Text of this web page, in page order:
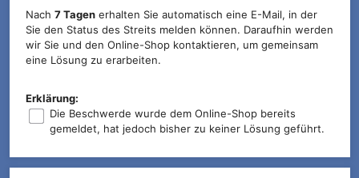
Nach 7 Tagenerhalten Sie automatisch eine E-Mail, in der
Sie den Status des Streits melden können. Daraufhin werden
wir Sie und den Online-Shop kontaktieren, um gemeinsam
eine Lösung zu erarbeiten.
Erklärung:
Die Beschwerde wurde dem Online-Shop bereits
gemeldet, hat jedoch bisher zu keiner Lösung geführt.